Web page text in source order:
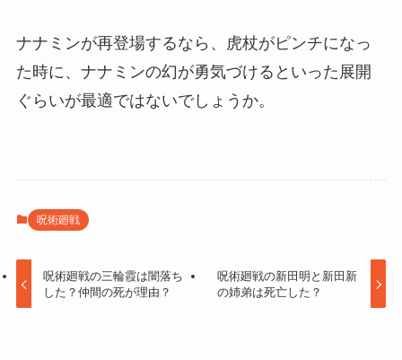
ナナミンが再登場するなら、虎杖がピンチになっ
た時に、ナナミンの幻が勇気づけるといった展開
ぐらいが最適ではないでしょうか。
呪術廻戦
呪術廻戦の三輪霞は闇落ち
した？仲間の死が理由？
呪術廻戦の新田明と新田新
の姉弟は死亡した？